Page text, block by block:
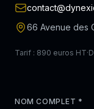
66 Avenue des
Tarif : 890 euros HT·
NOM COMPLET *